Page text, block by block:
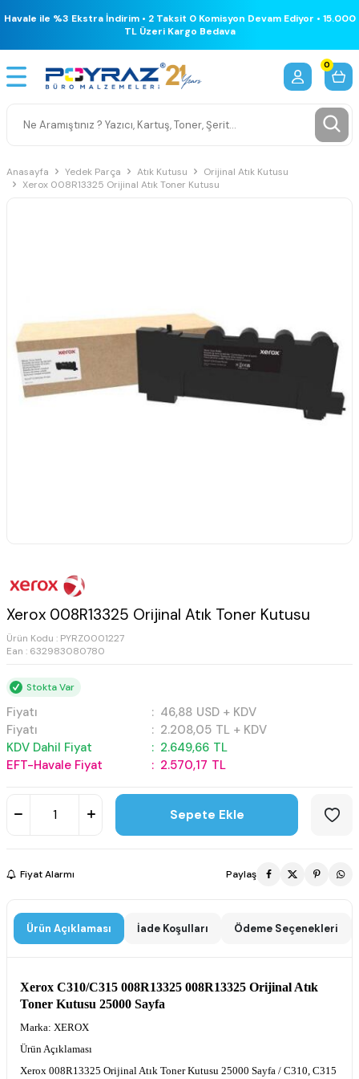
Havale ile %3 Ekstra İndirim • 2 Taksit 0 Komisyon Devam Ediyor • 15.000
TL Üzeri Kargo Bedava
0
Anasayfa Yedek Parça Atık Kutusu
Orijinal Atık Kutusu
Xerox 008R13325 Orijinal Atık Toner Kutusu
Xerox 008R13325 Orijinal Atık Toner Kutusu
Ürün Kodu : PYRZ0001227
Ean : 632983080780
Stokta Var
Fiyatı : 46,88 USD + KDV
Fiyatı
: 2.208,05 TL + KDV
KDV Dahil Fiyat
: 2.649,66 TL
EFT-Havale Fiyat
: 2.570,17 TL
Sepete Ekle
Fiyat Alarmı Paylaş
Ürün Açıklaması İade Koşulları Ödeme Seçenekleri
Xerox C310/C315 008R13325 008R13325 Orijinal Atık
Toner Kutusu 25000 Sayfa
Marka: XEROX
Ürün Açıklaması
Xerox 008R13325 Orijinal Atık Toner Kutusu 25000 Sayfa / C310, C315